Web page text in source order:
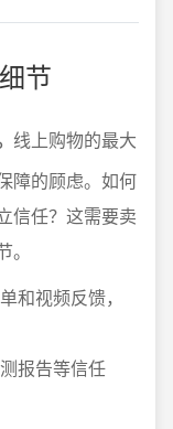
节
线上购物的最大
障的顾虑。如何
信任？这需要卖
和视频反馈，
报告等信任